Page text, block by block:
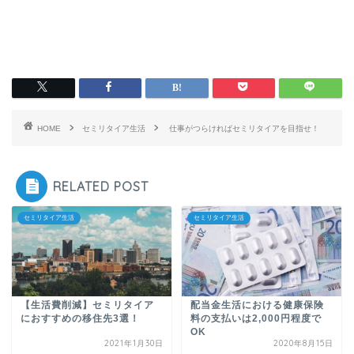
HOME セミリタイア生活 仕事がつらければセミリタイアを目指せ！
RELATED POST
セミリタイア生活
【生活費削減】セミリタイア
におすすめの移住先3選！
2021年1月30日
セミリタイア生活
配当金生活における健康保険
料の支払いは2,000円程度で
OK
2020年8月15日